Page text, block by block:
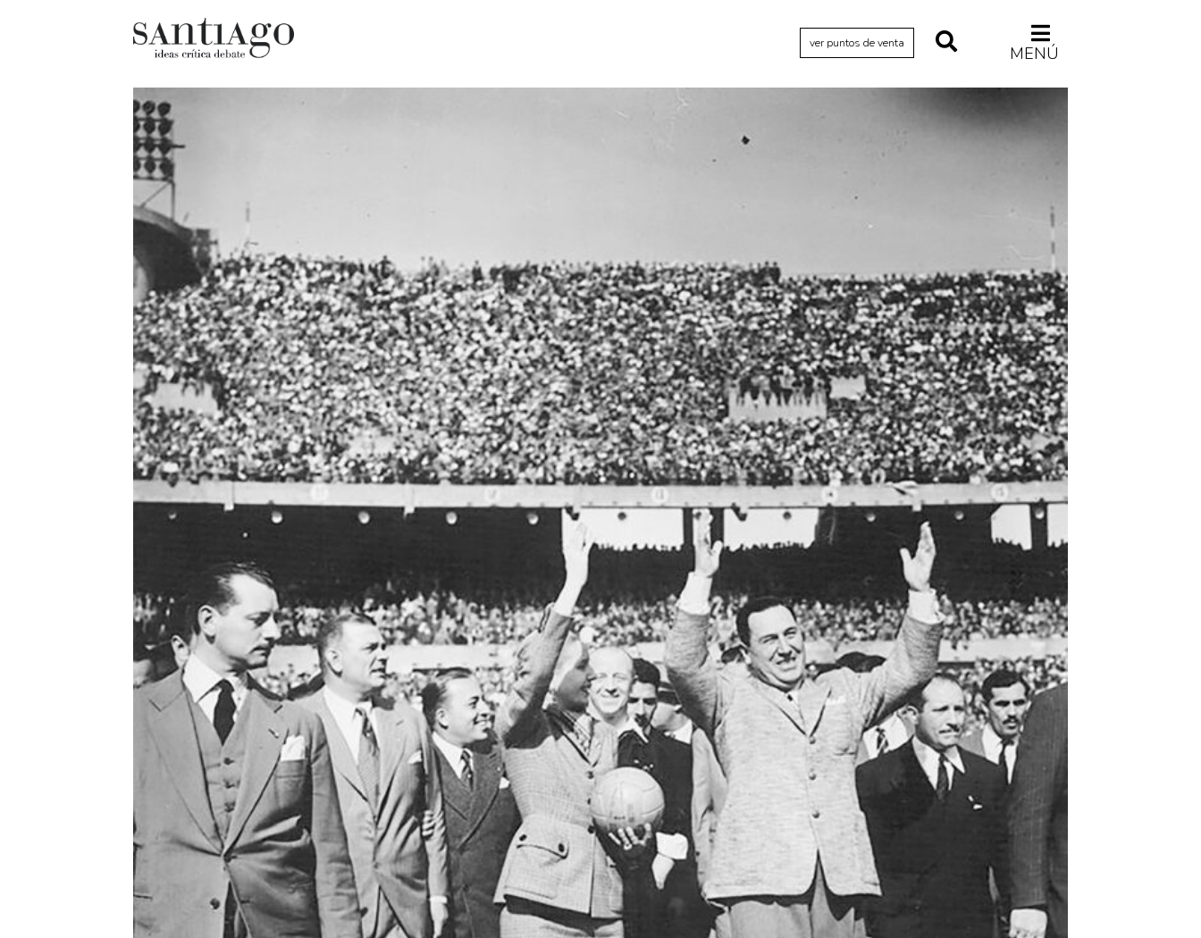
ver puntos de venta MENÚ
Actualidad
Archivo Cenfoto-UDP
Arquetipos de situación
Artes visuales
Ciencia
Cine y televisión
Ciudad
Cómics
Críticas
Fragmentos
Gran reserva
Historia
Historia material de los libros
Lagunas mentales
Libros
Pensamiento
Pensamiento ilustrado
Personaje
Personajes secundarios
Política
Relecturas
Sociedad
Turismo accidental
Vidas paralelas
Voces y lecturas